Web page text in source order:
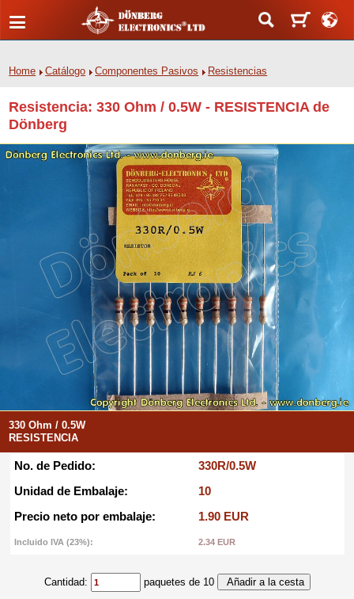
Home Catálogo Componentes Pasivos Resistencias
Resistencia: 330 Ohm / 0.5W - RESISTENCIA de
Dönberg
330 Ohm / 0.5W
RESISTENCIA
No. de Pedido:
330R/0.5W
Unidad de Embalaje:
10
Precio neto por embalaje:
1.90 EUR
Incluido IVA (23%): 2.34 EUR
Cantidad: paquetes de 10